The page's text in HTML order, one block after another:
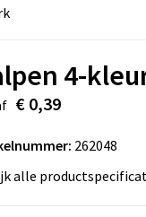
4-
€ 0,39
262048
alle